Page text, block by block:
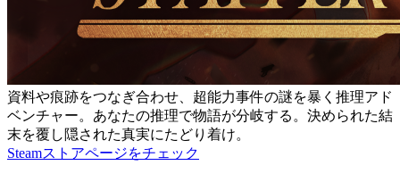
資料や痕跡をつなぎ合わせ、超能力事件の謎を暴く推理アド
ベンチャー。あなたの推理で物語が分岐する。決められた結
末を覆し隠された真実にたどり着け。
Steamストアページをチェック